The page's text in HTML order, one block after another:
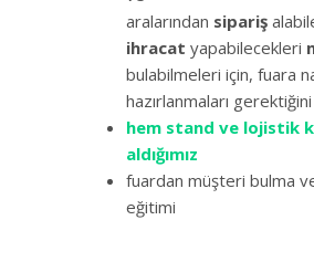
aralarından sipariş
ihracat yapabilecekleri
bulabilmeleri için, fuara
hazırlanmaları gerektiğini
hem stand ve lojistik
aldığımız
fuardan müşteri bulma
eğitimi